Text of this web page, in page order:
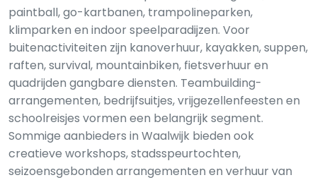
paintball, go-kartbanen, trampolineparken,
klimparken en indoor speelparadijzen. Voor
buitenactiviteiten zijn kanoverhuur, kayakken, suppen,
raften, survival, mountainbiken, fietsverhuur en
quadrijden gangbare diensten. Teambuilding-
arrangementen, bedrijfsuitjes, vrijgezellenfeesten en
schoolreisjes vormen een belangrijk segment.
Sommige aanbieders in Waalwijk bieden ook
creatieve workshops, stadsspeurtochten,
seizoensgebonden arrangementen en verhuur van